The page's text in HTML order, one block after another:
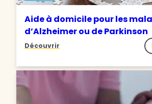
Aide à domicile pour les
d’Alzheimer ou de Parkinson
Découvrir